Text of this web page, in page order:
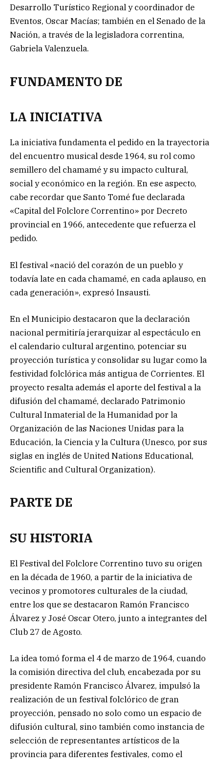
Desarrollo Turístico Regional y coordinador de
Eventos, Oscar Macías; también en el Senado de la
Nación, a través de la legisladora correntina,
Gabriela Valenzuela.
FUNDAMENTO DE
LA INICIATIVA
La iniciativa fundamenta el pedido en la trayectoria
del encuentro musical desde 1964, su rol como
semillero del chamamé y su impacto cultural,
social y económico en la región. En ese aspecto,
cabe recordar que Santo Tomé fue declarada
«Capital del Folclore Correntino» por Decreto
provincial en 1966, antecedente que refuerza el
pedido.
El festival «nació del corazón de un pueblo y
todavía late en cada chamamé, en cada aplauso, en
cada generación», expresó Insausti.
En el Municipio destacaron que la declaración
nacional permitiría jerarquizar al espectáculo en
el calendario cultural argentino, potenciar su
proyección turística y consolidar su lugar como la
festividad folclórica más antigua de Corrientes. El
proyecto resalta además el aporte del festival a la
difusión del chamamé, declarado Patrimonio
Cultural Inmaterial de la Humanidad por la
Organización de las Naciones Unidas para la
Educación, la Ciencia y la Cultura (Unesco, por sus
siglas en inglés de United Nations Educational,
Scientific and Cultural Organization).
PARTE DE
SU HISTORIA
El Festival del Folclore Correntino tuvo su origen
en la década de 1960, a partir de la iniciativa de
vecinos y promotores culturales de la ciudad,
entre los que se destacaron Ramón Francisco
Álvarez y José Oscar Otero, junto a integrantes del
Club 27 de Agosto.
La idea tomó forma el 4 de marzo de 1964, cuando
la comisión directiva del club, encabezada por su
presidente Ramón Francisco Álvarez, impulsó la
realización de un festival folclórico de gran
proyección, pensado no solo como un espacio de
difusión cultural, sino también como instancia de
selección de representantes artísticos de la
provincia para diferentes festivales, como el